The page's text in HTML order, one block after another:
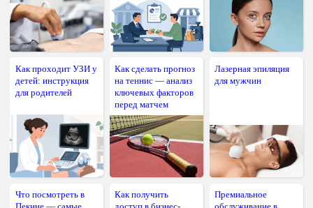
Как проходит УЗИ у
детей: инструкция
для родителей
Как сделать прогноз
на теннис — анализ
ключевых факторов
перед матчем
Лазерная эпиляция
для мужчин
Что посмотреть в
Как получить
Премиальное